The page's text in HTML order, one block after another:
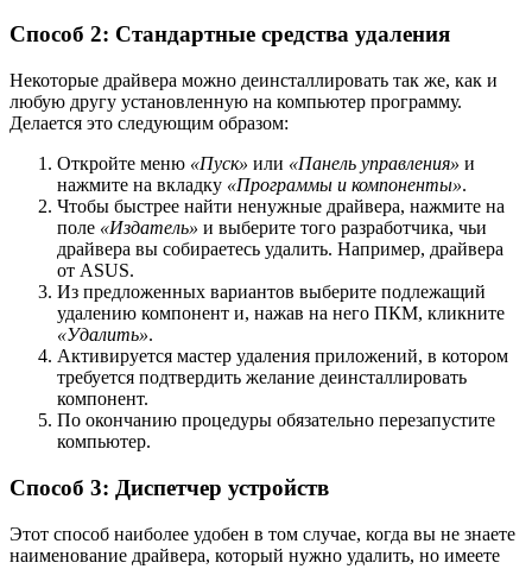
Способ 2: Стандартные средства удаления
Некоторые драйвера можно деинсталлировать так же, как и
любую другу установленную на компьютер программу.
Делается это следующим образом:
Откройте меню «Пуск» или «Панель управления» и
нажмите на вкладку «Программы и компоненты».
Чтобы быстрее найти ненужные драйвера, нажмите на
поле «Издатель» и выберите того разработчика, чьи
драйвера вы собираетесь удалить. Например, драйвера
от ASUS.
Из предложенных вариантов выберите подлежащий
удалению компонент и, нажав на него ПКМ, кликните
«Удалить».
Активируется мастер удаления приложений, в котором
требуется подтвердить желание деинсталлировать
компонент.
По окончанию процедуры обязательно перезапустите
компьютер.
Способ 3: Диспетчер устройств
Этот способ наиболее удобен в том случае, когда вы не знаете
наименование драйвера, который нужно удалить, но имеете